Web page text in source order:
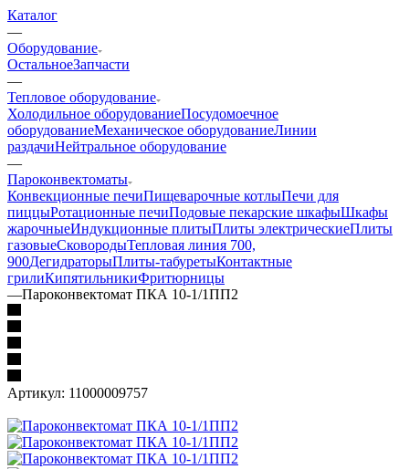
Каталог
—
Оборудование
ОстальноеЗапчасти
—
Тепловое оборудование
Холодильное оборудованиеПосудомоечное
оборудованиеМеханическое оборудованиеЛинии
раздачиНейтральное оборудование
—
Пароконвектоматы
Конвекционные печиПищеварочные котлыПечи для
пиццыРотационные печиПодовые пекарские шкафыШкафы
жарочныеИндукционные плитыПлиты электрическиеПлиты
газовыеСковородыТепловая линия 700,
900ДегидраторыПлиты-табуретыКонтактные
грилиКипятильникиФритюрницы
—Пароконвектомат ПКА 10-1/1ПП2
Артикул: 11000009757